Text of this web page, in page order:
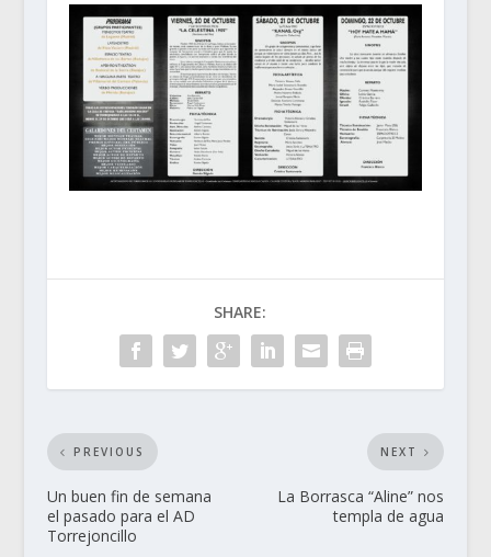
SHARE:
PREVIOUS
Un buen fin de semana
el pasado para el AD
Torrejoncillo
NEXT
La Borrasca “Aline” nos
templa de agua